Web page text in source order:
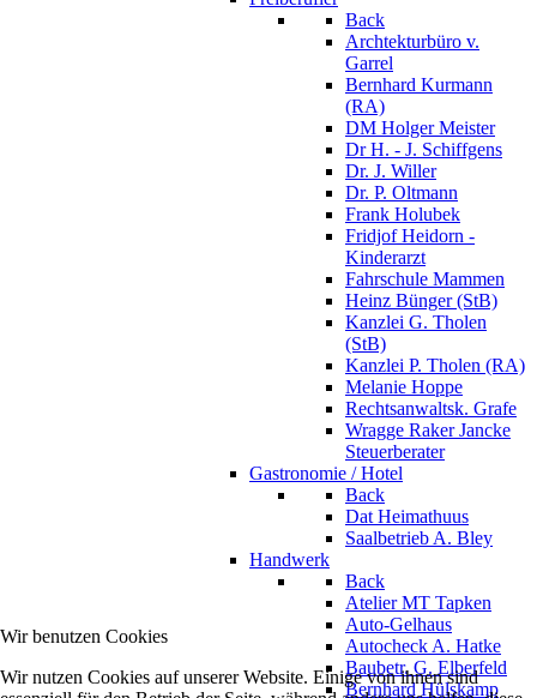
Back
Archtekturbüro v.
Garrel
Bernhard Kurmann
(RA)
DM Holger Meister
Dr H. - J. Schiffgens
Dr. J. Willer
Dr. P. Oltmann
Frank Holubek
Fridjof Heidorn -
Kinderarzt
Fahrschule Mammen
Heinz Bünger (StB)
Kanzlei G. Tholen
(StB)
Kanzlei P. Tholen (RA)
Melanie Hoppe
Rechtsanwaltsk. Grafe
Wragge Raker Jancke
Steuerberater
Gastronomie / Hotel
Back
Dat Heimathuus
Saalbetrieb A. Bley
Handwerk
Back
Atelier MT Tapken
Auto-Gelhaus
Autocheck A. Hatke
Baubetr. G. Elberfeld
Bernhard Hülskamp
Wir benutzen Cookies
Wir nutzen Cookies auf unserer Website. Einige von ihnen sind